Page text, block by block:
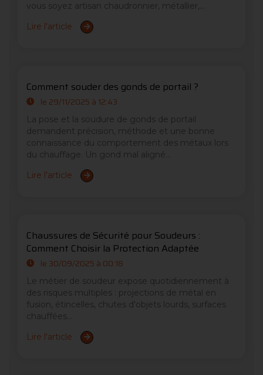
vous soyez artisan chaudronnier, métallier,...
Lire l'article
Comment souder des gonds de portail ?
le 29/11/2025 à 12:43
La pose et la soudure de gonds de portail
demandent précision, méthode et une bonne
connaissance du comportement des métaux lors
du chauffage. Un gond mal aligné...
Lire l'article
Chaussures de Sécurité pour Soudeurs :
Comment Choisir la Protection Adaptée
le 30/09/2025 à 00:18
Le métier de soudeur expose quotidiennement à
des risques multiples : projections de métal en
fusion, étincelles, chutes d'objets lourds, surfaces
chauffées...
Lire l'article